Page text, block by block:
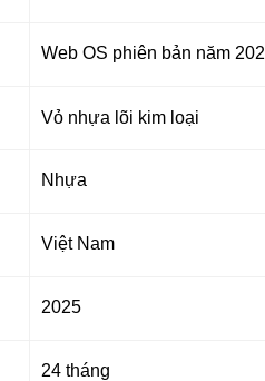
Web OS phiên bản năm
Vỏ nhựa lõi kim loại
Nhựa
Việt Nam
2025
24 tháng